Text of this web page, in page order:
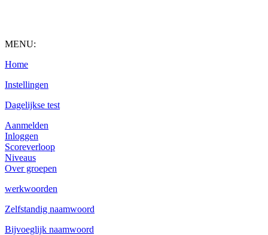
MENU:
Home
Instellingen
Dagelijkse test
Aanmelden
Inloggen
Scoreverloop
Niveaus
Over groepen
werkwoorden
Zelfstandig naamwoord
Bijvoeglijk naamwoord